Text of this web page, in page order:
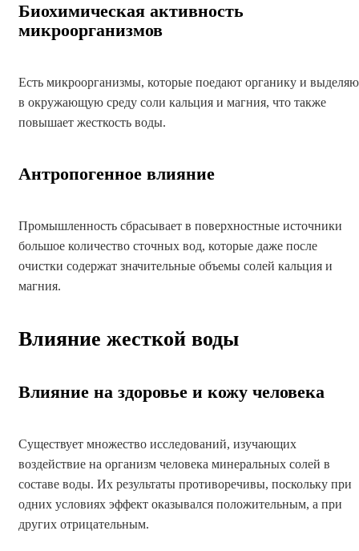
Биохимическая активность
микроорганизмов
Есть микроорганизмы, которые поедают органику и
в окружающую среду соли кальция и магния, что также
повышает жесткость воды.
Антропогенное влияние
Промышленность сбрасывает в поверхностные источники
большое количество сточных вод, которые даже после
очистки содержат значительные объемы солей кальция и
магния.
Влияние жесткой воды
Влияние на здоровье и кожу человека
Существует множество исследований, изучающих
воздействие на организм человека минеральных солей в
составе воды. Их результаты противоречивы, поскольку при
одних условиях эффект оказывался положительным, а при
других отрицательным.